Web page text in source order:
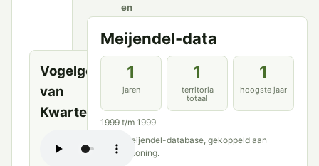
en
bronnen
Vogelgeluid
van
Kwartelkoning
Meijendel-data
1
jaren
1
territoria
totaal
1
hoogste jaar
1999 t/m 1999
Bron: Meijendel-database, gekoppeld aan
Kwartelkoning.